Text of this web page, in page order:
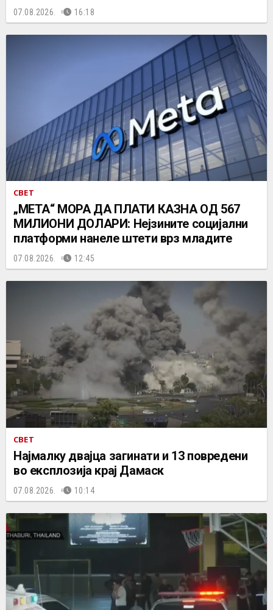
07.08.2026. 16:18
СВЕТ
„МЕТА“ МОРА ДА ПЛАТИ КАЗНА ОД 567
МИЛИОНИ ДОЛАРИ: Нејзините социјални
платформи нанеле штети врз младите
07.08.2026. 12:45
СВЕТ
Најмалку двајца загинати и 13 повредени
во експлозија крај Дамаск
07.08.2026. 10:14